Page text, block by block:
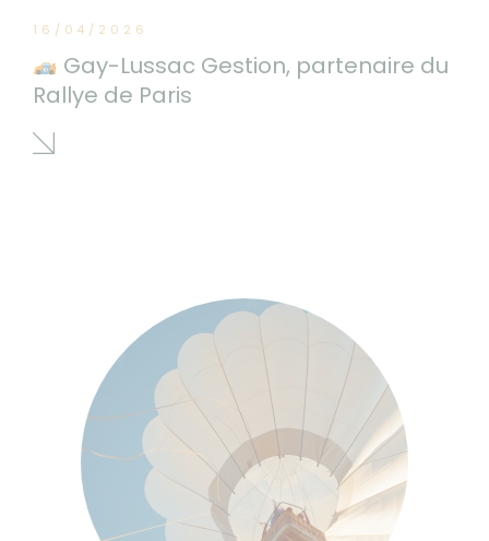
16/04/2026
Gay-Lussac Gestion, partenaire du
Rallye de Paris